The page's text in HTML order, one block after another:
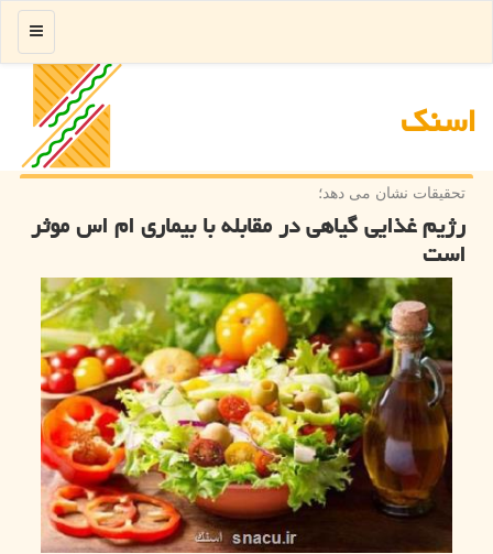
اسنك
منو
تحقیقات نشان می دهد؛
رژیم غذایی گیاهی در مقابله با بیماری ام اس موثر
است